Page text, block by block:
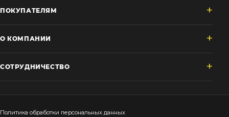
ПОКУПАТЕЛЯМ
О КОМПАНИИ
СОТРУДНИЧЕСТВО
Политика обработки персональных данных